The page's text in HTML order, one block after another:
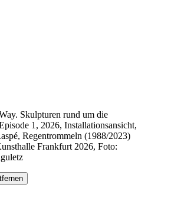
Skulpturen rund um die
1, 2026, Installationsansicht,
Regentrommeln (1988/2023)
Frankfurt 2026, Foto: